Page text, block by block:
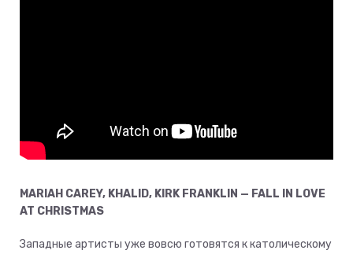
MARIAH CAREY, KHALID, KIRK FRANKLIN — FALL IN LOVE
AT CHRISTMAS
Западные артисты уже вовсю готовятся к католическому